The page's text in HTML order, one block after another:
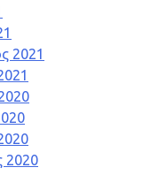
2021
2020